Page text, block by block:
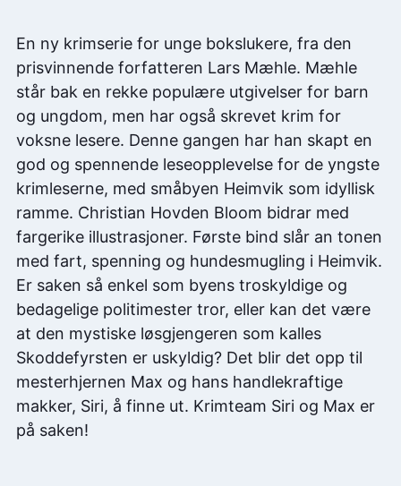
En ny krimserie for unge bokslukere, fra den
prisvinnende forfatteren Lars Mæhle. Mæhle
står bak en rekke populære utgivelser for barn
og ungdom, men har også skrevet krim for
voksne lesere. Denne gangen har han skapt en
god og spennende leseopplevelse for de yngste
krimleserne, med småbyen Heimvik som idyllisk
ramme. Christian Hovden Bloom bidrar med
fargerike illustrasjoner. Første bind slår an tonen
med fart, spenning og hundesmugling i Heimvik.
Er saken så enkel som byens troskyldige og
bedagelige politimester tror, eller kan det være
at den mystiske løsgjengeren som kalles
Skoddefyrsten er uskyldig? Det blir det opp til
mesterhjernen Max og hans handlekraftige
makker, Siri, å finne ut. Krimteam Siri og Max er
på saken!